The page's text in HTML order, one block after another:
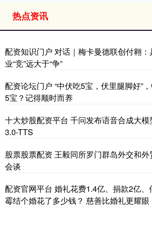
热点资讯
配资知识门户 对话｜梅卡曼德联创付翱
业“竞”远大于“争”
配资论坛门户 “中伏吃5宝，伏里腿脚好”
5宝？记得顺时而养
十大炒股配资平台 千问发布语音合成大
3.0-TTS
股票股票配资 王毅同所罗门群岛外交和
会谈
配资官网平台 婚礼花费1.4亿、捐款2亿
霉结个婚花了多少钱？ 慈善比婚礼更耀眼